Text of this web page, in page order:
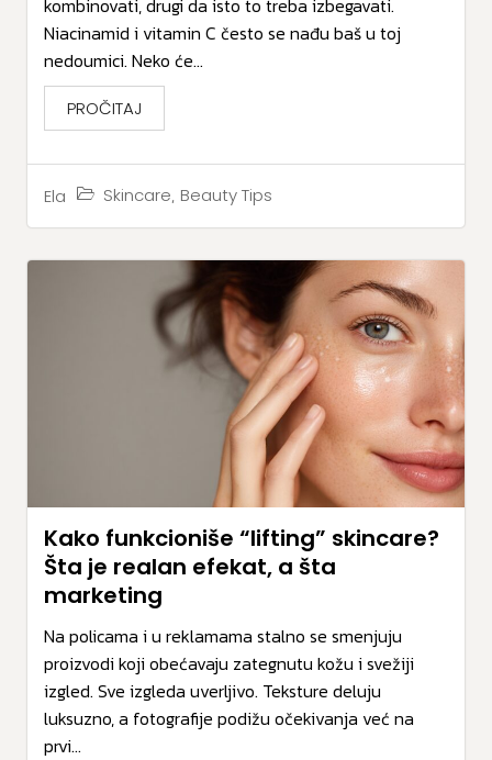
Ela Skincare, Beauty Tips
kombinovati, drugi da isto to treba izbegavati.
Niacinamid i vitamin C često se nađu baš u toj
nedoumici. Neko će...
PROČITAJ
Kako funkcioniše “lifting” skincare?
Šta je realan efekat, a šta
marketing
Na policama i u reklamama stalno se smenjuju
proizvodi koji obećavaju zategnutu kožu i svežiji
izgled. Sve izgleda uverljivo. Teksture deluju
luksuzno, a fotografije podižu očekivanja već na
prvi...